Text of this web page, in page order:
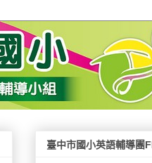
臺中市國小英語輔導團